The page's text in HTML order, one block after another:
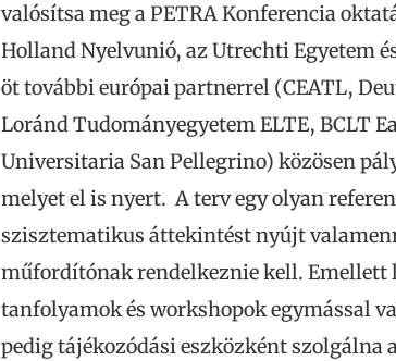
valósítsa meg a PETRA Konferencia
Holland Nyelvunió, az Utrechti Egyetem
öt további európai partnerrel (CEATL,
Loránd Tudományegyetem ELTE, BCLT
Universitaria San Pellegrino) közösen
melyet el is nyert. A terv egy olyan
szisztematikus áttekintést nyújt
műfordítónak rendelkeznie kell. Emellett
tanfolyamok és workshopok egymással
pedig tájékozódási eszközként szolgálna